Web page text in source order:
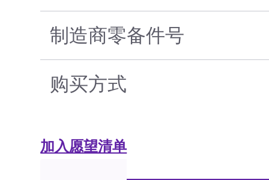
制造商零备件号
购买方式
加入愿望清单